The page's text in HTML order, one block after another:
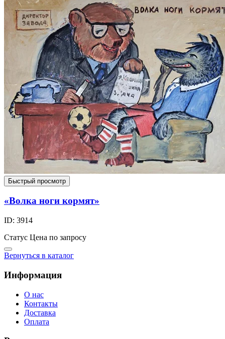
Быстрый просмотр
«Волка ноги кормят»
ID: 3914
Статус Цена по запросу
Вернуться в каталог
Информация
О нас
Контакты
Доставка
Оплата